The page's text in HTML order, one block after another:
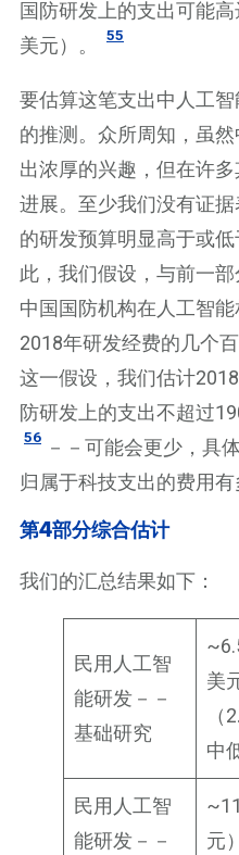
国防研发上的支出可能
美元）。
55
要估算这笔支出中人工
的推测。众所周知，虽
出浓厚的兴趣，但在许
进展。至少我们没有证
的研发预算明显高于或
此，我们假设，与前一
中国国防机构在人工智
2018年研发经费的几个
这一假设，我们估计
防研发上的支出不超过
56 －－可能会更少，具
归属于科技支出的费用有
第4部分综合估计
我们的汇总结果如下：
民用人工智
能研发－－
基础研究
美
中
民用人工智
能研发－－
元